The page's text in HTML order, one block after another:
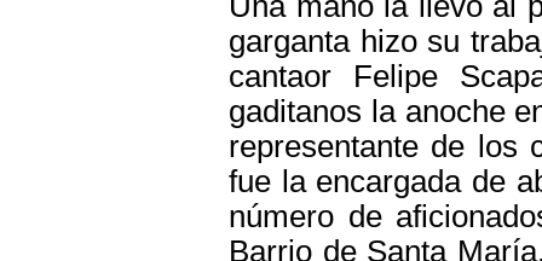
garganta hizo su
cantaor Felipe
gaditanos la anoche
representante de los
fue la encargada de
número de
Barrio de Santa